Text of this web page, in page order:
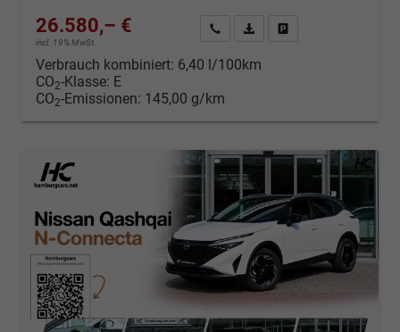
26.580,– €
incl. 19% MwSt.
Kontakt & Angebot anfordern
PDF-Datei, Fahrzeugexposé
Verbrauch kombiniert: 6,40 l/100km
CO2-Klasse: E
CO2-Emissionen: 145,00 g/km